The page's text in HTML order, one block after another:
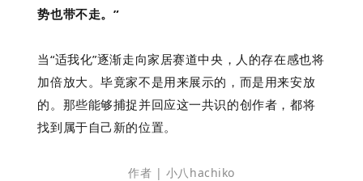
势也带不走。”
当“适我化”逐渐走向家居赛道中央，人的存在感也将
加倍放大。毕竟家不是用来展示的，而是用来安放
的。那些能够捕捉并回应这一共识的创作者，都将
找到属于自己新的位置。
作者 | 小八hachiko